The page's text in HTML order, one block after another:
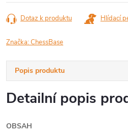
Dotaz k produktu Hlídací
Značka:ChessBase
Popis produktu
Detailní popis
OBSAH